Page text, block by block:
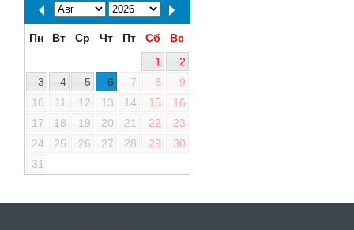
Пн Вт Ср Чт Пт Сб
Вс
1
2
3
4 5 6 7 8
9
10
11 12 13 14 15
16
17
18 19 20 21 22
23
24
25 26 27 28 29
30
31